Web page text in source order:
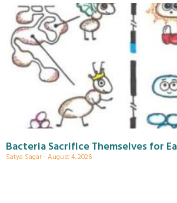
Bacteria Sacrifice Themselves for
Satya Sagar August 4, 2026